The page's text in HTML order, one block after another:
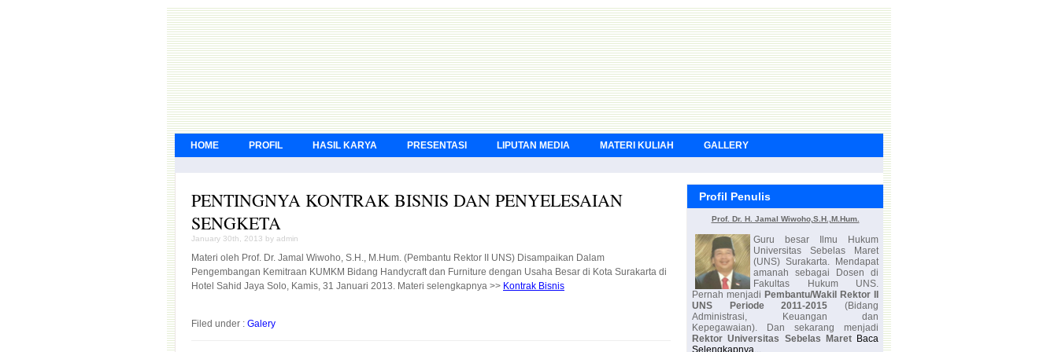
HOME PROFIL HASIL KARYA PRESENTASI LIPUTAN MEDIA MATERI KULIAH GALLERY
PENTINGNYA KONTRAK BISNIS DAN PENYELESAIAN
SENGKETA
January 30th, 2013 by admin
Materi oleh Prof. Dr. Jamal Wiwoho, S.H., M.Hum. (Pembantu Rektor II UNS) Disampaikan Dalam
Pengembangan Kemitraan KUMKM Bidang Handycraft dan Furniture dengan Usaha Besar di Kota Surakarta di
Hotel Sahid Jaya Solo, Kamis, 31 Januari 2013. Materi selengkapnya >> Kontrak Bisnis
Filed under : Galery
Profil Penulis
Prof. Dr. H. Jamal Wiwoho,S.H.,M.Hum.
Guru besar Ilmu Hukum
Universitas Sebelas Maret
(UNS) Surakarta. Mendapat
amanah sebagai Dosen di
Fakultas Hukum UNS.
Pernah menjadi Pembantu/Wakil Rektor II
UNS Periode 2011-2015 (Bidang
Administrasi, Keuangan dan
Kepegawaian). Dan sekarang menjadi
Rektor Universitas Sebelas Maret Baca
Selengkapnya...